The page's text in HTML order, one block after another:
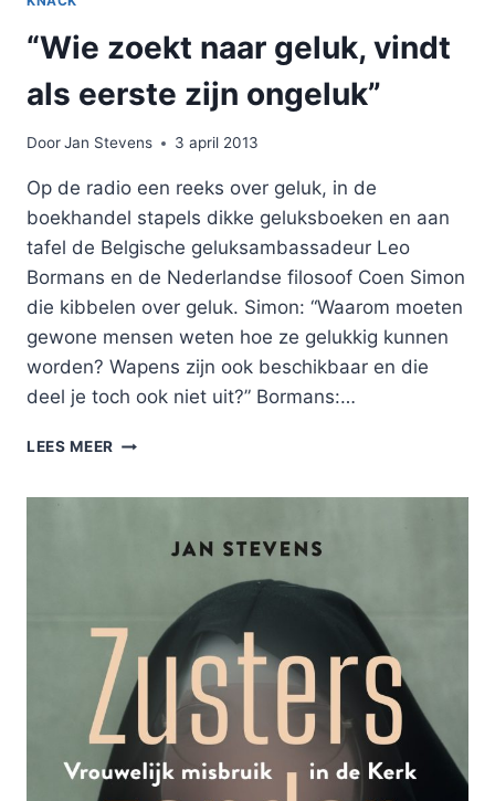
“Wie zoekt naar geluk, vindt
als eerste zijn ongeluk”
DoorJan Stevens 3 april 2013
Op de radio een reeks over geluk, in de
boekhandel stapels dikke geluksboeken en aan
tafel de Belgische geluksambassadeur Leo
Bormans en de Nederlandse filosoof Coen Simon
die kibbelen over geluk. Simon: “Waarom moeten
gewone mensen weten hoe ze gelukkig kunnen
worden? Wapens zijn ook beschikbaar en die
deel je toch ook niet uit?” Bormans:…
LEES MEER “WIE
ONGELUK”